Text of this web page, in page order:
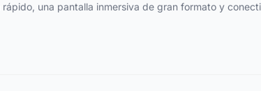
una pantalla inmersiva de gran formato y